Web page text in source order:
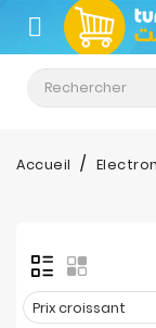
CATÉGORIE
Climatisation
Informatique
Tablette
Impression
Accueil
Prix croissant